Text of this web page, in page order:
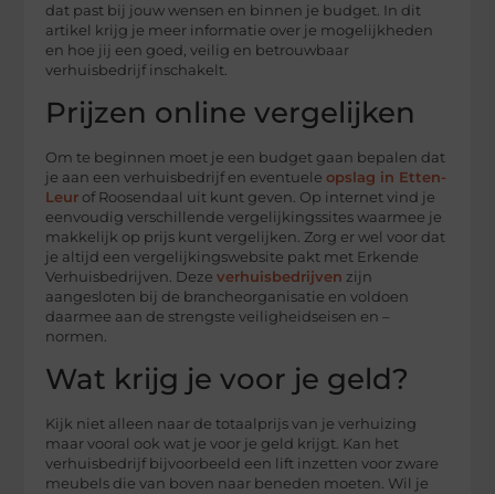
dat past bij jouw wensen en binnen je budget. In dit
artikel krijg je meer informatie over je mogelijkheden
en hoe jij een goed, veilig en betrouwbaar
verhuisbedrijf inschakelt.
Prijzen online vergelijken
Om te beginnen moet je een budget gaan bepalen dat
je aan een verhuisbedrijf en eventueleopslag in Etten-
Leur of Roosendaal uit kunt geven. Op internet vind je
eenvoudig verschillende vergelijkingssites waarmee je
makkelijk op prijs kunt vergelijken. Zorg er wel voor dat
je altijd een vergelijkingswebsite pakt met Erkende
Verhuisbedrijven. Dezeverhuisbedrijven zijn
aangesloten bij de brancheorganisatie en voldoen
daarmee aan de strengste veiligheidseisen en –
normen.
Wat krijg je voor je geld?
Kijk niet alleen naar de totaalprijs van je verhuizing
maar vooral ook wat je voor je geld krijgt. Kan het
verhuisbedrijf bijvoorbeeld een lift inzetten voor zware
meubels die van boven naar beneden moeten. Wil je